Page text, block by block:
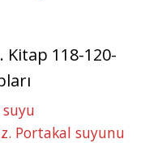
Kitap 118-120-
suyu
Portakal suyunu